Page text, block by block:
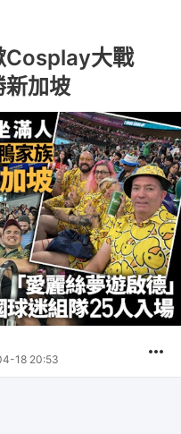
Cosplay大戰
新加坡
18 20:53